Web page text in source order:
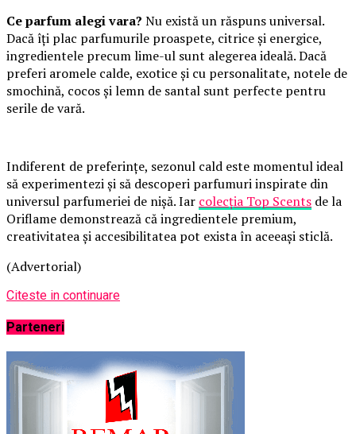
Ce parfum alegi vara? Nu există un răspuns universal.
Dacă îți plac parfumurile proaspete, citrice și energice,
ingredientele precum lime-ul sunt alegerea ideală. Dacă
preferi aromele calde, exotice și cu personalitate, notele de
smochină, cocos și lemn de santal sunt perfecte pentru
serile de vară.
Indiferent de preferințe, sezonul cald este momentul ideal
să experimentezi și să descoperi parfumuri inspirate din
universul parfumeriei de nișă. Iar colecția Top Scents de la
Oriflame demonstrează că ingredientele premium,
creativitatea și accesibilitatea pot exista în aceeași sticlă.
(Advertorial)
Citeste in continuare
Parteneri